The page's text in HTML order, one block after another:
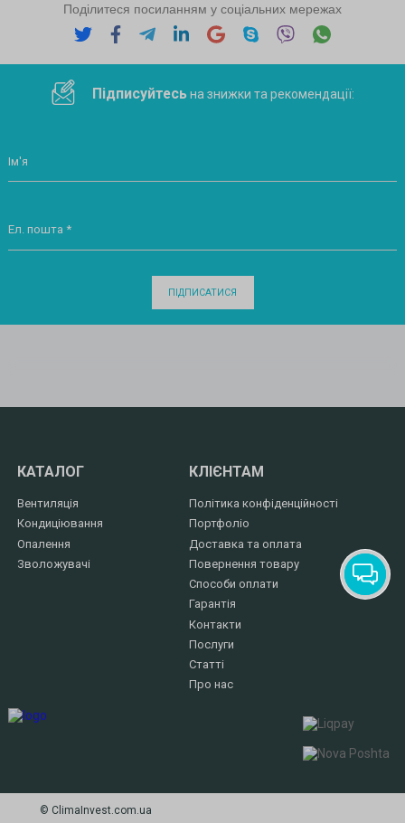
Поділитеся посиланням у соціальних мережах
Підписуйтесьна знижки та рекомендації:
Ім'я
Ел. пошта *
ПІДПИСАТИСЯ
КАТАЛОГ
Вентиляція
Кондиціювання
Опалення
Зволожувачі
КЛІЄНТАМ
Політика конфіденційності
Портфоліо
Доставка та оплата
Повернення товару
Способи оплати
Гарантія
Контакти
Послуги
Статті
Про нас
© СlimaInvest.com.ua